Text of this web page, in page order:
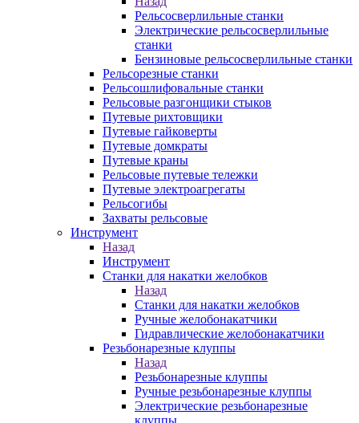
Рельсосверлильные станки
Электрические рельсосверлильные
станки
Бензиновые рельсосверлильные станки
Рельсорезные станки
Рельсошлифовальные станки
Рельсовые разгонщики стыков
Путевые рихтовщики
Путевые гайковерты
Путевые домкраты
Путевые краны
Рельсовые путевые тележки
Путевые электроагрегаты
Рельсогибы
Захваты рельсовые
Инструмент
Назад
Инструмент
Станки для накатки желобков
Назад
Станки для накатки желобков
Ручные желобонакатчики
Гидравлические желобонакатчики
Резьбонарезные клуппы
Назад
Резьбонарезные клуппы
Ручные резьбонарезные клуппы
Электрические резьбонарезные
клуппы